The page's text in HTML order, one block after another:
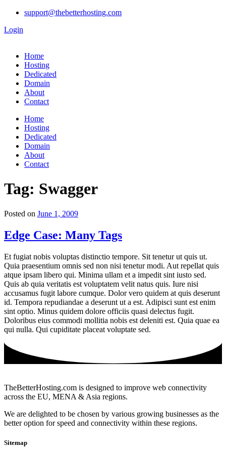
support@thebetterhosting.com
Login
Home
Hosting
Dedicated
Domain
About
Contact
Home
Hosting
Dedicated
Domain
About
Contact
Tag: Swagger
Posted on June 1, 2009
Edge Case: Many Tags
Et fugiat nobis voluptas distinctio tempore. Sit tenetur ut quis ut.
Quia praesentium omnis sed non nisi tenetur modi. Aut repellat quis
atque ipsam libero qui. Minima ullam et a impedit sint iusto sed.
Quis ab quia veritatis est voluptatem velit natus quis. Iure nisi
accusamus fugit labore cumque. Dolor vero quidem at quis deserunt
id. Tempora repudiandae a deserunt ut a est. Adipisci sunt est enim
sint optio. Minus quidem dolore officiis quasi delectus fugit.
Doloribus eius commodi mollitia nobis est deleniti est. Quia quae ea
qui nulla. Qui cupiditate placeat voluptate sed.
TheBetterHosting.com is designed to improve web connectivity
across the EU, MENA & Asia regions.
We are delighted to be chosen by various growing businesses as the
better option for speed and connectivity within these regions.
Sitemap